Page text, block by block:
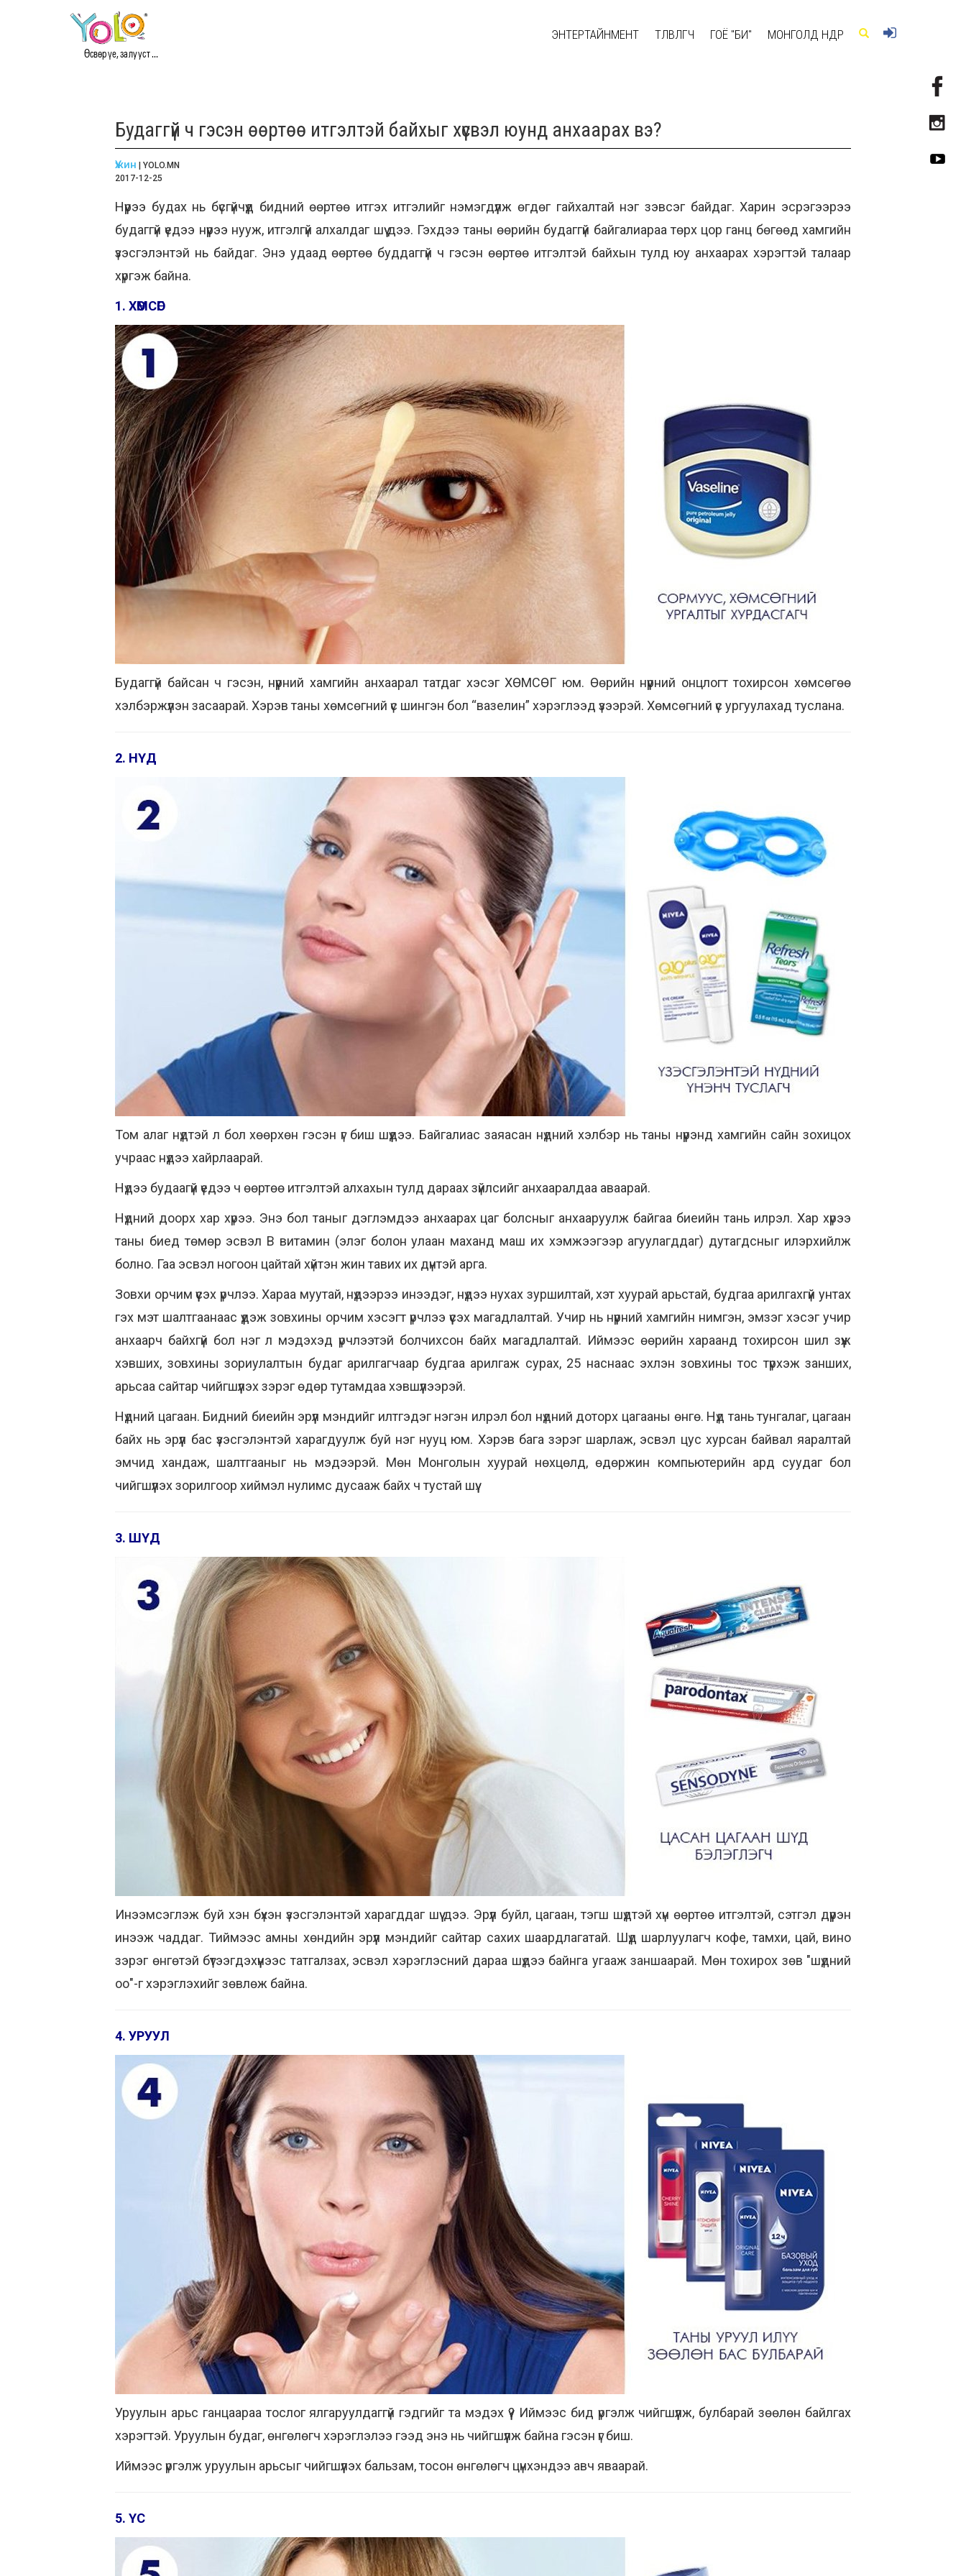
Өсвөр үе, залууст ...
ЭНТЕРТАЙНМЕНТ ТӨЛӨВЛӨГЧ ГОЁ "БИ" МОНГОЛД ӨНӨӨДӨР
Будаггүй ч гэсэн өөртөө итгэлтэй байхыг хүсвэл юунд анхаарах вэ?
Үжин | YOLO.MN
2017-12-25
Нүүрээ будах нь бүсгүйчүүд бидний өөртөө итгэх итгэлийг нэмэгдүүлж өгдөг гайхалтай нэг зэвсэг байдаг. Харин эсрэгээрээ
будаггүй үедээ нүүрээ нууж, итгэлгүй алхалдаг шүү дээ. Гэхдээ таны өөрийн будаггүй байгалиараа төрх цор ганц бөгөөд хамгийн
үзэсгэлэнтэй нь байдаг. Энэ удаад өөртөө буддаггүй ч гэсэн өөртөө итгэлтэй байхын тулд юу анхаарах хэрэгтэй талаар
хүргэж байна.
1. ХӨМСӨГ
Будаггүй байсан ч гэсэн, нүүрний хамгийн анхаарал татдаг хэсэг ХӨМСӨГ юм. Өөрийн нүүрний онцлогт тохирсон хөмсөгөө
хэлбэржүүлэн засаарай. Хэрэв таны хөмсөгний үс шингэн бол “вазелин” хэрэглээд үзээрэй. Хөмсөгний үс ургуулахад туслана.
2. НҮД
Том алаг нүдтэй л бол хөөрхөн гэсэн үг биш шүүдээ. Байгалиас заяасан нүдний хэлбэр нь таны нүүрэнд хамгийн сайн зохицох
учраас нүдээ хайрлаарай.
Нүдээ будаагүй үедээ ч өөртөө итгэлтэй алхахын тулд дараах зүйлсийг анхааралдаа аваарай.
Нүдний доорх хар хүрээ. Энэ бол таныг дэглэмдээ анхаарах цаг болсныг анхааруулж байгаа биеийн тань илрэл. Хар хүрээ
таны биед төмөр эсвэл В витамин (элэг болон улаан маханд маш их хэмжээгээр агуулагддаг) дутагдсныг илэрхийлж
болно. Гаа эсвэл ногоон цайтай хүйтэн жин тавих их дүнтэй арга.
Зовхи орчим үүсэх үрчлээ. Хараа муутай, нүдээрээ инээдэг, нүдээ нухах зуршилтай, хэт хуурай арьстай, будгаа арилгахгүй унтах
гэх мэт шалтгаанаас үүдэж зовхины орчим хэсэгт үрчлээ үүсэх магадлалтай. Учир нь нүүрний хамгийн нимгэн, эмзэг хэсэг учир
анхаарч байхгүй бол нэг л мэдэхэд үрчлээтэй болчихсон байх магадлалтай. Иймээс өөрийн хараанд тохирсон шил зүүж
хэвших, зовхины зориулалтын будаг арилгагчаар будгаа арилгаж сурах, 25 наснаас эхлэн зовхины тос түрхэж занших,
арьсаа сайтар чийгшүүлэх зэрэг өдөр тутамдаа хэвшүүлээрэй.
Нүдний цагаан. Бидний биеийн эрүүл мэндийг илтгэдэг нэгэн илрэл бол нүдний доторх цагааны өнгө. Нүд тань тунгалаг, цагаан
байх нь эрүүл бас үзэсгэлэнтэй харагдуулж буй нэг нууц юм. Хэрэв бага зэрэг шарлаж, эсвэл цус хурсан байвал яаралтай
эмчид хандаж, шалтгааныг нь мэдээрэй. Мөн Монголын хуурай нөхцөлд, өдөржин компьютерийн ард суудаг бол
чийгшүүлэх зорилгоор хиймэл нулимс дусааж байх ч тустай шүү.
3. ШҮД
Инээмсэглэж буй хэн бүхэн үзэсгэлэнтэй харагддаг шүү дээ. Эрүүл буйл, цагаан, тэгш шүдтэй хүн өөртөө итгэлтэй, сэтгэл дүүрэн
инээж чаддаг. Тиймээс амны хөндийн эрүүл мэндийг сайтар сахих шаардлагатай. Шүд шарлуулагч кофе, тамхи, цай, вино
зэрэг өнгөтэй бүтээгдэхүүнээс татгалзах, эсвэл хэрэглэсний дараа шүдээ байнга угааж заншаарай. Мөн тохирох зөв "шүдний
оо"-г хэрэглэхийг зөвлөж байна.
4. УРУУЛ
Уруулын арьс ганцаараа тослог ялгаруулдаггүй гэдгийг та мэдэх үү? Иймээс бид үргэлж чийгшүүлж, булбарай зөөлөн байлгах
хэрэгтэй. Уруулын будаг, өнгөлөгч хэрэглэлээ гээд энэ нь чийгшүүлж байна гэсэн үг биш.
Иймээс үргэлж уруулын арьсыг чийгшүүлэх бальзам, тосон өнгөлөгч цүнхэндээ авч яваарай.
5. ҮС